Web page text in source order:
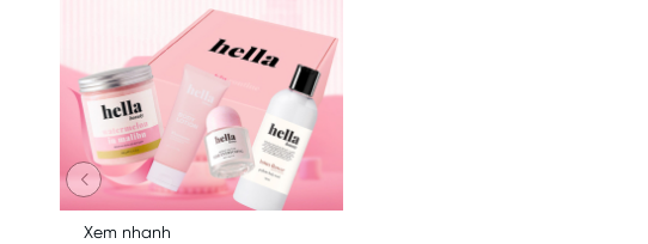
Giới thiệu:Da cơ thể cũng cần được làm sạch và tái tạo hàng tuần để luôn mịn
phê, matcha, dâu, đậu đỏ… giúp bạn dễ dàng chọn lựa theo sở thích và nhu cầu da.
Xem nhanh